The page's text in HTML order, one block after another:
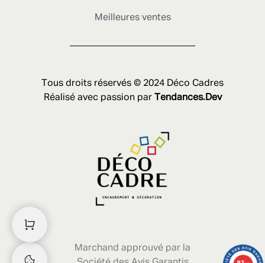
Meilleures ventes
Tous droits réservés © 2024 Déco Cadres
Réalisé avec passion par
Tendances.Dev
Marchand approuvé par la